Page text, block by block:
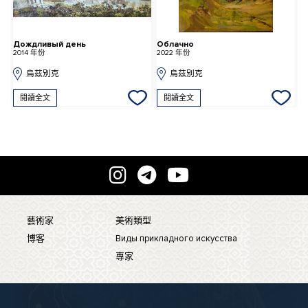
Дождливый день
2014 年份
烏茲別克
閱讀全文
Облачно
2022 年份
烏茲別克
閱讀全文
藝術家
博客
美術類型
Виды прикладного искусства
專家